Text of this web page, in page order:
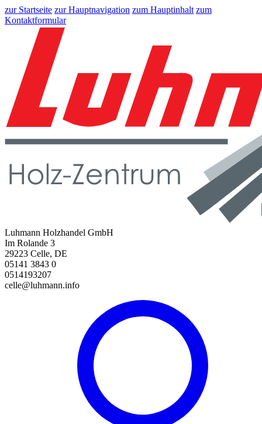
zur Startseite zur Hauptnavigation zum Hauptinhalt zum
Kontaktformular
Luhmann Holzhandel GmbH
Im Rolande 3
29223 Celle, DE
05141 3843 0
0514193207
celle@luhmann.info